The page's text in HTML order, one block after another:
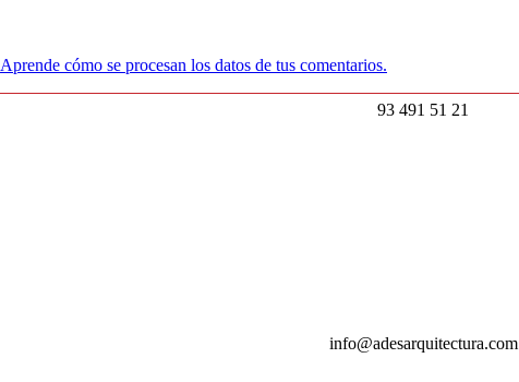
Aprende cómo se procesan los datos de tus comentarios.
93 491 51 21
info@adesarquitectura.com